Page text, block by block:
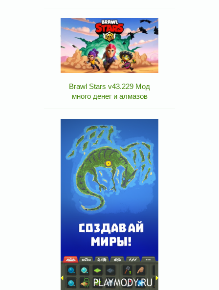
Brawl Stars v43.229 Мод
много денег и алмазов